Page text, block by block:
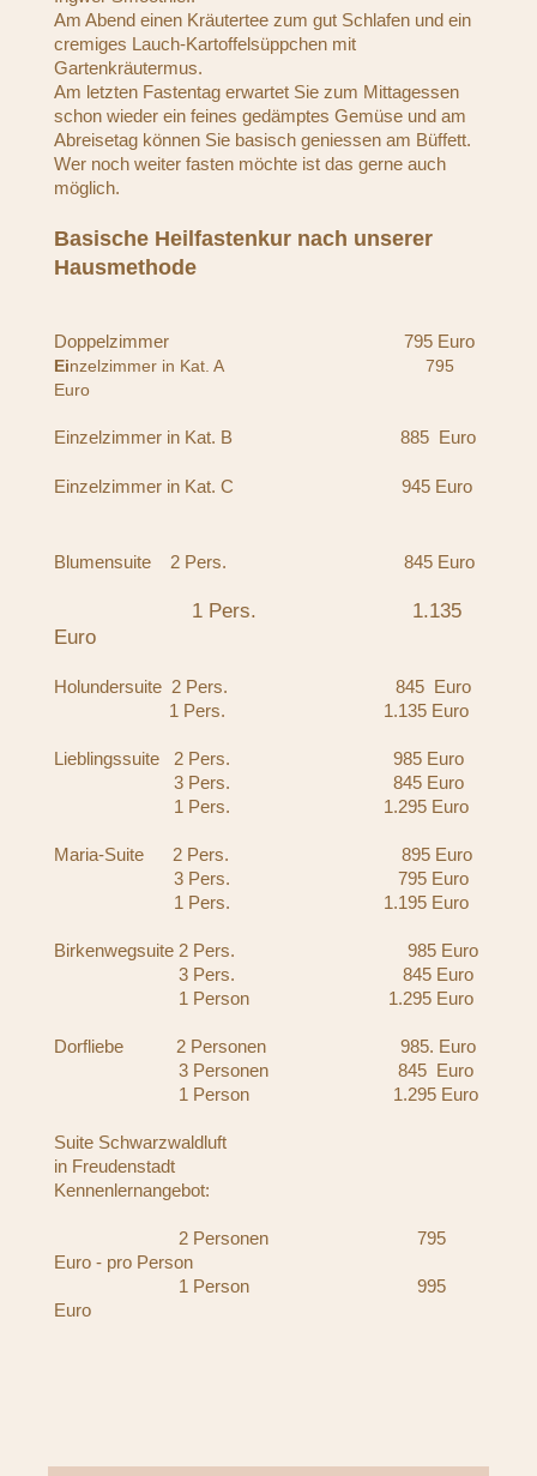
Am Abend einen Kräutertee zum gut Schlafen und ein
cremiges Lauch-Kartoffelsüppchen mit
Gartenkräutermus.
Am letzten Fastentag erwartet Sie zum Mittagessen
schon wieder ein feines gedämptes Gemüse und am
Abreisetag können Sie basisch geniessen am Büffett.
Wer noch weiter fasten möchte ist das gerne auch
möglich.
Basische Heilfastenkur nach unserer
Hausmethode
Doppelzimmer 795 Euro
Einzelzimmer in Kat. A 795
Euro
Einzelzimmer in Kat. B 885 Euro
Einzelzimmer in Kat. C 945 Euro
Blumensuite 2 Pers. 845 Euro
1 Pers. 1.135
Euro
Holundersuite 2 Pers. 845 Euro
1 Pers. 1.135 Euro
Lieblingssuite 2 Pers. 985 Euro
3 Pers. 845 Euro
1 Pers. 1.295 Euro
Maria-Suite 2 Pers. 895 Euro
3 Pers. 795 Euro
1 Pers. 1.195 Euro
Birkenwegsuite 2 Pers. 985 Euro
3 Pers. 845 Euro
1 Person 1.295 Euro
Dorfliebe 2 Personen 985. Euro
3 Personen 845 Euro
1 Person 1.295 Euro
Suite Schwarzwaldluft
in Freudenstadt
Kennenlernangebot:
2 Personen 795
Euro - pro Person
1 Person 995
Euro